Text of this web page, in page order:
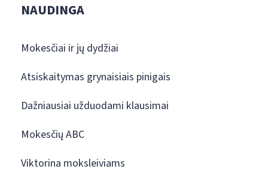
NAUDINGA
Mokesčiai ir jų dydžiai
Atsiskaitymas grynaisiais pinigais
Dažniausiai užduodami klausimai
Mokesčių ABC
Viktorina moksleiviams